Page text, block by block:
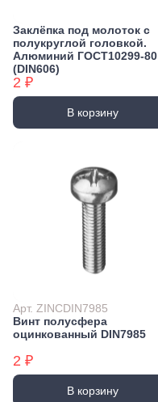
Заклёпка под молоток с
полукруглой головкой.
Алюминий ГОСТ10299-80
(DIN606)
2 ₽
В корзину
Арт. ZINCDIN7985
Винт полусфера
оцинкованный DIN7985
2 ₽
В корзину